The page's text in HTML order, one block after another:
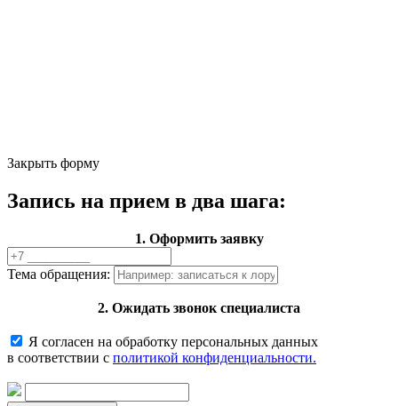
Закрыть форму
Запись на прием в два шага:
1. Оформить заявку
Тема обращения:
2. Ожидать звонок специалиста
Я согласен на обработку персональных данных
в соответствии с политикой конфиденциальности.